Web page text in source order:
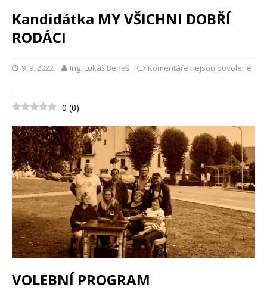
Kandidátka MY VŠICHNI DOBŘÍ
RODÁCI
9. 9. 2022 Ing. Lukáš Beneš Komentáře nejsou povolené
0 (0)
VOLEBNÍ PROGRAM